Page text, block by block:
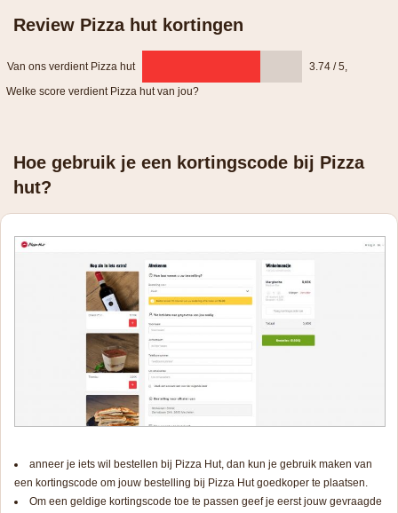
Review Pizza hut kortingen
Van ons verdient Pizza hut 3.74 / 5
Welke score verdient Pizza hut van jou?
Hoe gebruik je een kortingscode bij Pizza
hut?
anneer je iets wil bestellen bij Pizza Hut, dan kun je gebruik maken van
een kortingscode om jouw bestelling bij Pizza Hut goedkoper te plaatsen.
Om een geldige kortingscode toe te passen geef je eerst jouw gevraagde